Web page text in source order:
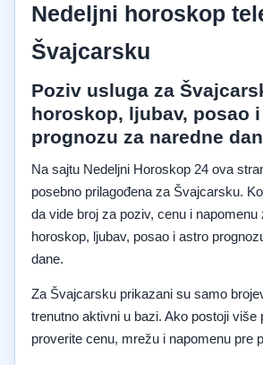
Nedeljni horoskop
Švajcarsku
Poziv usluga za
horoskop, ljubav, posao
prognozu za naredne
Na sajtu Nedeljni Horoskop 24 ova
posebno prilagođena za Švajcarsku.
da vide broj za poziv, cenu i napomenu
horoskop, ljubav, posao i astro
dane.
Za Švajcarsku prikazani su samo
trenutno aktivni u bazi. Ako postoji više
proverite cenu, mrežu i napomenu pre